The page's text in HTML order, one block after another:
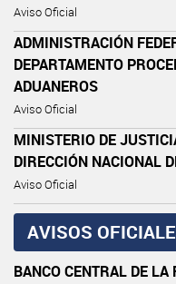
Aviso Oficial
ADMINISTRACIÓN
DEPARTAMENTO
ADUANEROS
Aviso Oficial
MINISTERIO DE
DIRECCIÓN NACIONAL
Aviso Oficial
AVISOS
BANCO CENTRAL DE